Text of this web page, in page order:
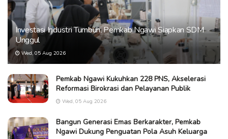
Investasi Industri Tumbuh, Pemkab Ngawi Siapkan SDM
Unggul
Wed, 05 Aug 2026
Pemkab Ngawi Kukuhkan 228 PNS, Akselerasi
Reformasi Birokrasi dan Pelayanan Publik
Wed, 05 Aug 2026
Bangun Generasi Emas Berkarakter, Pemkab
Ngawi Dukung Penguatan Pola Asuh Keluarga